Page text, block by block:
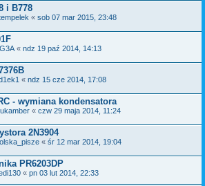
i B778
« sob 07 mar 2015, 23:48
« ndz 19 paź 2014, 14:13
« ndz 15 cze 2014, 17:08
- wymiana kondensatora
« czw 29 maja 2014, 11:24
2N3904
« śr 12 mar 2014, 19:04
PR6203DP
« pn 03 lut 2014, 22:33